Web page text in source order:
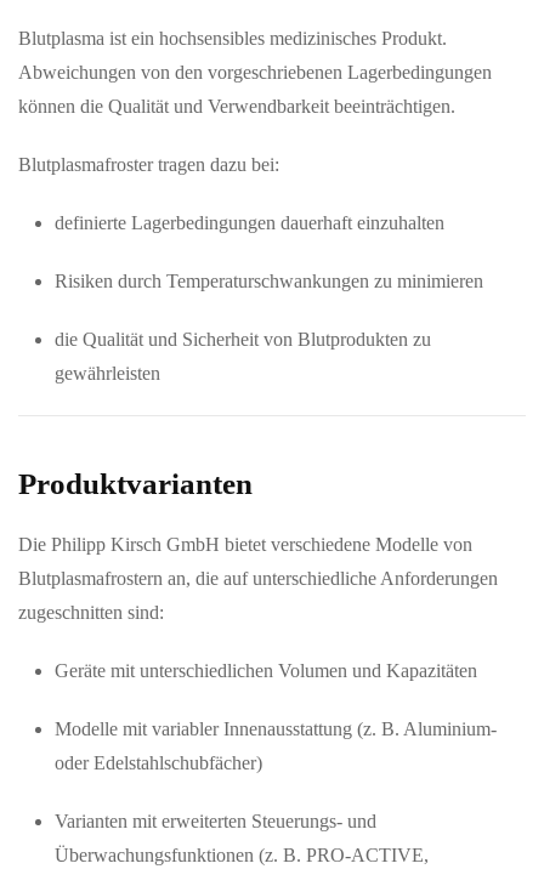
Blutplasma ist ein hochsensibles medizinisches Produkt.
Abweichungen von den vorgeschriebenen Lagerbedingungen
können die Qualität und Verwendbarkeit beeinträchtigen.
Blutplasmafroster tragen dazu bei:
definierte Lagerbedingungen dauerhaft einzuhalten
Risiken durch Temperaturschwankungen zu minimieren
die Qualität und Sicherheit von Blutprodukten zu
gewährleisten
Produktvarianten
Die Philipp Kirsch GmbH bietet verschiedene Modelle von
Blutplasmafrostern an, die auf unterschiedliche Anforderungen
zugeschnitten sind:
Geräte mit unterschiedlichen Volumen und Kapazitäten
Modelle mit variabler Innenausstattung (z. B. Aluminium-
oder Edelstahlschubfächer)
Varianten mit erweiterten Steuerungs- und
Überwachungsfunktionen (z. B. PRO-ACTIVE,